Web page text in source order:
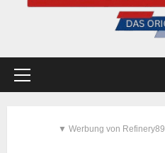
▼ Werbung von Refinery89